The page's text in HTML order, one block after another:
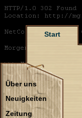
Start
Über uns
Neuigkeiten
Zeitung